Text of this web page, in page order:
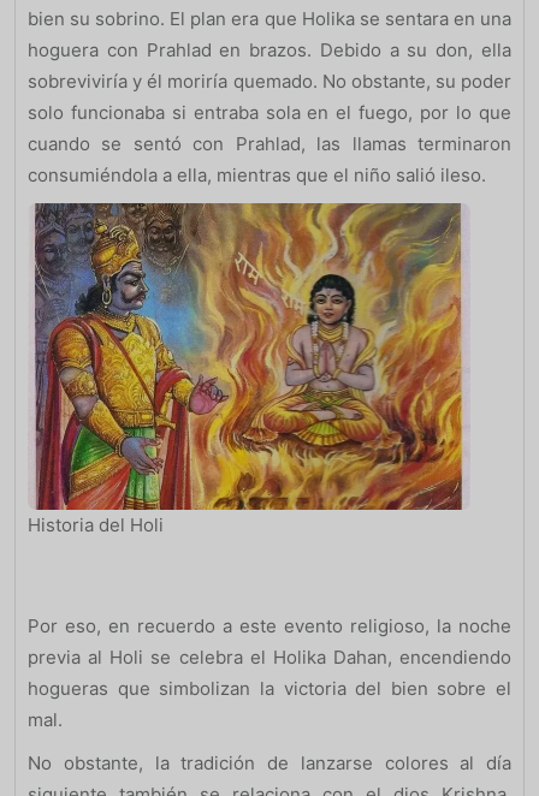
bien su sobrino. El plan era que Holika se sentara en una
hoguera con Prahlad en brazos. Debido a su don, ella
sobreviviría y él moriría quemado. No obstante, su poder
solo funcionaba si entraba sola en el fuego, por lo que
cuando se sentó con Prahlad, las llamas terminaron
consumiéndola a ella, mientras que el niño salió ileso.
Historia del Holi
Por eso, en recuerdo a este evento religioso, la noche
previa al Holi se celebra el Holika Dahan, encendiendo
hogueras que simbolizan la victoria del bien sobre el
mal.
No obstante, la tradición de lanzarse colores al día